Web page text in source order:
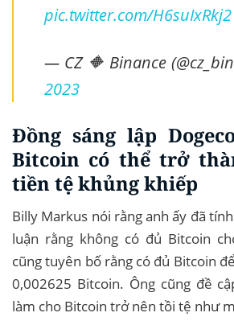
pic.twitter.com/H6suIxRkj2
— CZ 🔶 Binance
2023
Đồng sáng lập
Bitcoin có thể trở
tiền tệ khủng khiếp
Billy Markus nói rằng anh ấy đã
luận rằng không có đủ Bitcoin
cũng tuyên bố rằng có đủ Bitcoin
0,002625 Bitcoin. Ông cũng đề
làm cho Bitcoin trở nên tồi tệ như